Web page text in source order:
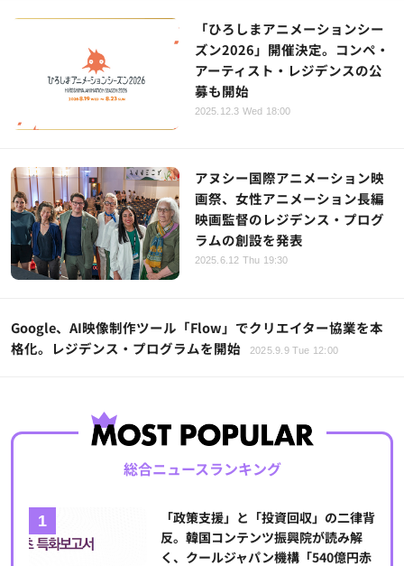
「ひろしまアニメーションシー
ズン2026」開催決定。コンペ・
アーティスト・レジデンスの公
募も開始
2025.12.3 Wed 18:00
アヌシー国際アニメーション映
画祭、女性アニメーション長編
映画監督のレジデンス・プログ
ラムの創設を発表
2025.6.12 Thu 19:30
Google、AI映像制作ツール「Flow」でクリエイター協業を本
格化。レジデンス・プログラムを開始
2025.9.9 Tue 12:00
総合ニュースランキング
「政策支援」と「投資回収」の二律背
反。韓国コンテンツ振興院が読み解
く、クールジャパン機構「540億円赤